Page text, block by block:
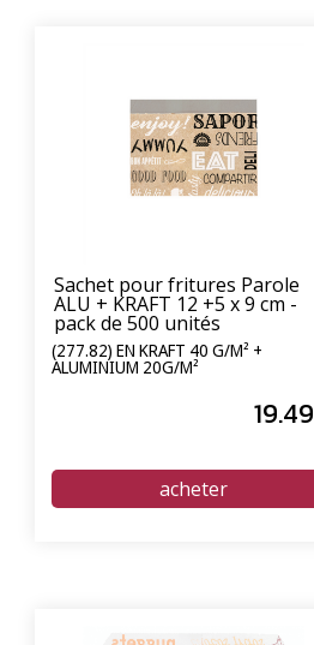
Sachet pour fritures Parole
ALU + KRAFT 12 +5 x 9 cm -
pack de 500 unités
(277.82) EN KRAFT 40 G/M² +
ALUMINIUM 20G/M²
19.49